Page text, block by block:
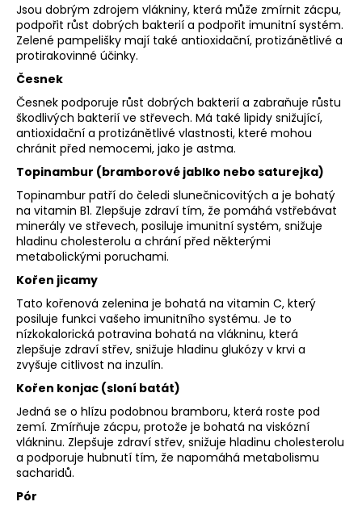
Jsou dobrým zdrojem vlákniny, která může zmírnit zácpu,
podpořit růst dobrých bakterií a podpořit imunitní systém.
Zelené pampelišky mají také antioxidační, protizánětlivé a
protirakovinné účinky.
Česnek
Česnek podporuje růst dobrých bakterií a zabraňuje růstu
škodlivých bakterií ve střevech. Má také lipidy snižující,
antioxidační a protizánětlivé vlastnosti, které mohou
chránit před nemocemi, jako je astma.
Topinambur (bramborové jablko nebo saturejka)
Topinambur patří do čeledi slunečnicovitých a je bohatý
na vitamin B1. Zlepšuje zdraví tím, že pomáhá vstřebávat
minerály ve střevech, posiluje imunitní systém, snižuje
hladinu cholesterolu a chrání před některými
metabolickými poruchami.
Kořen jicamy
Tato kořenová zelenina je bohatá na vitamin C, který
posiluje funkci vašeho imunitního systému. Je to
nízkokalorická potravina bohatá na vlákninu, která
zlepšuje zdraví střev, snižuje hladinu glukózy v krvi a
zvyšuje citlivost na inzulín.
Kořen konjac (sloní batát)
Jedná se o hlízu podobnou bramboru, která roste pod
zemí. Zmírňuje zácpu, protože je bohatá na viskózní
vlákninu. Zlepšuje zdraví střev, snižuje hladinu cholesterolu
a podporuje hubnutí tím, že napomáhá metabolismu
sacharidů.
Pór